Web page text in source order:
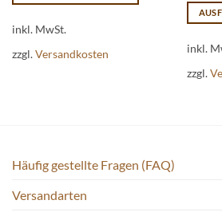
Produkt
mehrere
auf
Produktseite
inkl. MwSt.
zzgl.Versandkosten
inkl.
zzgl.
Häufig gestellte Fragen (FAQ)
Versandarten